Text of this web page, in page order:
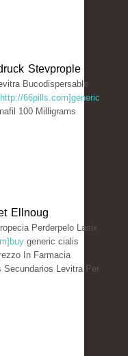
Stevprople
Bucodispersable
http://66pills.com]generic
100 Milligrams
Ellnoug
Perderpelo Lasix
generic cialis
In Farmacia
Secundarios Levitra Per